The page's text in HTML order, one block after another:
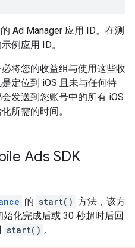
Ad Manager 应用 ID。在测
例应用 ID。
将您的收益组与使用这些收
定位到 iOS 且未与任何特
发送到您账号中的所有 iOS
所需的时间。
Ads SDK
的 start() 方法，该方
化完成后或 30 秒超时后回
start() 。